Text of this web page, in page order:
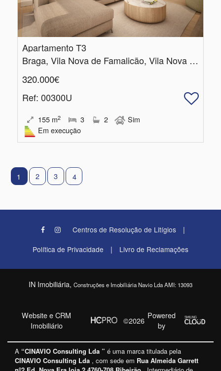
Apartamento T3
Braga, Vila Nova de Famalicão, Vila Nova de Famalicão e Calendário
320.000€
Ref: 00300U
155 m2 3 2
Sim
Em execução
1 2 3 4
Centros de Resolução de Litígios |
Política de Privacidade | Livro de Reclamações
IN Imobiliária, Construções e Imobiliária Navio Lda AMI: 13093
Website e CRM
Imobiliário
©2026 Powered
by
A “CINAVIO Consulting Lda ” é uma marca titulada pela
CINAVIO Consulting Lda , com sede em Rua Almeida Garrett